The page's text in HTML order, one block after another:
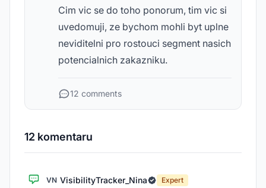
Cim vic se do toho ponorum, tim vic si
uvedomuji, ze bychom mohli byt uplne
neviditelni pro rostouci segment nasich
potencialnich zakazniku.
12 comments
12 komentaru
VN VisibilityTracker_Nina
Expert